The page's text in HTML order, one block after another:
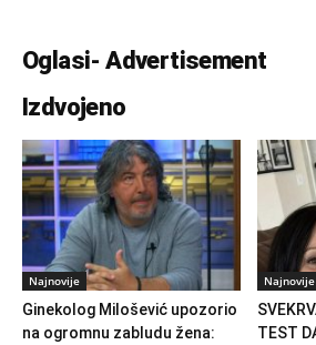
Oglasi- Advertisement
Izdvojeno
Najnovije
Ginekolog Milošević upozorio
na ogromnu zabludu žena:
Najnovije
TEST